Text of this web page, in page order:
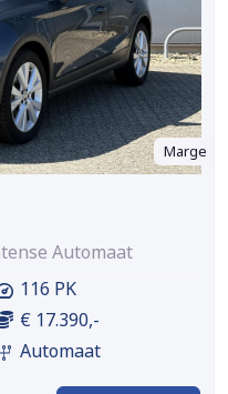
Marge
Automaat
116 PK
€ 17.390,-
Automaat